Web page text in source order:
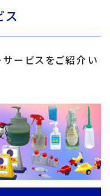
ス
サービスをご紹介い